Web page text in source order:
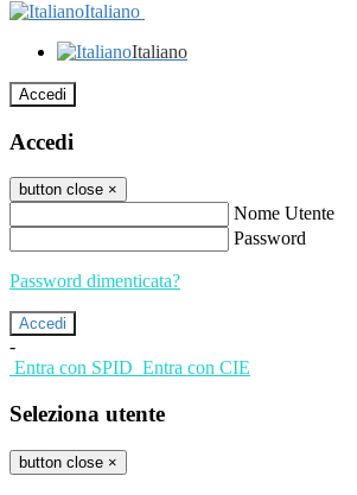
Italiano
Italiano
Accedi
Accedi
button close ×
Nome Utente
Password
Password dimenticata?
-
Entra con SPID Entra con CIE
Seleziona utente
button close ×